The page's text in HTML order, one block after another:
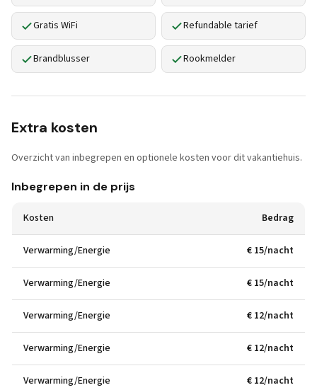
Gratis WiFi Refundable tarief
Brandblusser Rookmelder
Extra kosten
Overzicht van inbegrepen en optionele kosten voor dit vakantiehuis.
Inbegrepen in de prijs
Kosten Bedrag
Verwarming/Energie € 15/nacht
Verwarming/Energie € 15/nacht
Verwarming/Energie € 12/nacht
Verwarming/Energie € 12/nacht
Verwarming/Energie € 12/nacht